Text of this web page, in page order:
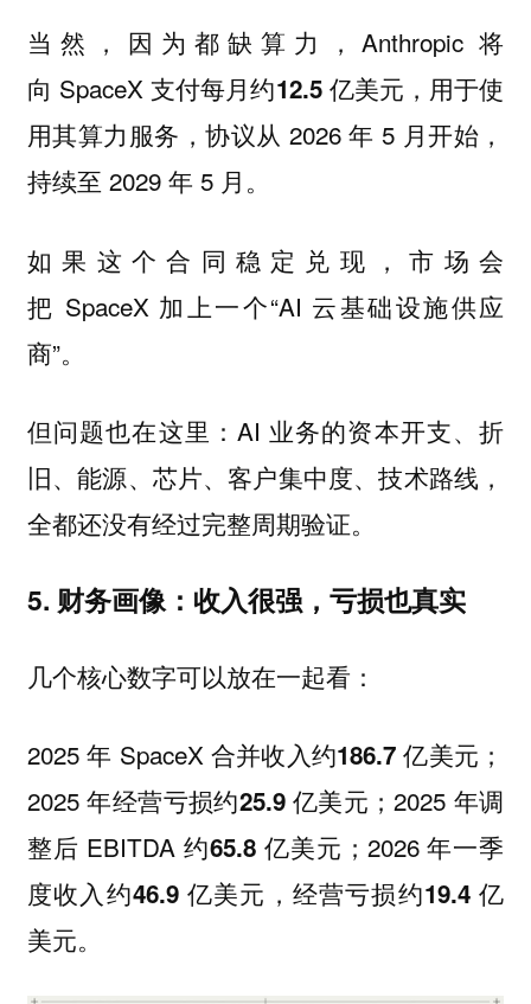
当然，因为都缺算力，Anthropic 将
向 SpaceX 支付每月约12.5 亿美元 ，用于使
用其算力服务，协议从 2026 年 5 月开始，
持续至 2029 年 5 月。
如果这个合同稳定兑现，市场会
把 SpaceX 加上一个“AI 云基础设施供应
商”。
但问题也在这里：AI 业务的资本开支、折
旧、能源、芯片、客户集中度、技术路线，
全都还没有经过完整周期验证。
5. 财务画像：收入很强，亏损也真实
几个核心数字可以放在一起看：
2025 年 SpaceX 合并收入约186.7 亿美元 ；
2025 年经营亏损约25.9 亿美元 ；2025 年调
整后 EBITDA 约65.8 亿美元 ；2026 年一季
度收入约46.9 亿美元 ，经营亏损约19.4 亿
美元。